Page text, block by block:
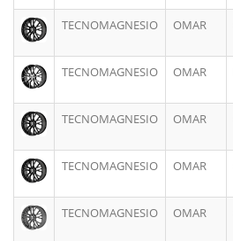
TECNOMAGNESIO OMAR
TECNOMAGNESIO OMAR
TECNOMAGNESIO OMAR
TECNOMAGNESIO OMAR
TECNOMAGNESIO OMAR